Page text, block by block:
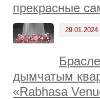
прекрасные
29.01.2024
дымчатым
«Rabhasa